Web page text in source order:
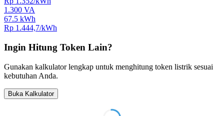
1.300 VA
67.5 kWh
Rp 1.444,7/kWh
Ingin Hitung Token Lain?
Gunakan kalkulator lengkap untuk menghitung token listrik sesuai
kebutuhan Anda.
Buka Kalkulator